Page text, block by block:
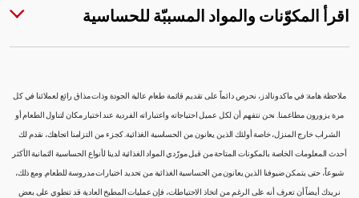
اقرأ المكوّنات والمواد المسببّة للحساسية
ملاحظة هامة: في ماكدونالدز، نحرص دائماً على تقديم قائمة طعام عالية الجودة وذات مذاق رائع لعملائنا في كل
مرة يزورون مطاعمنا. نحن نتفهم أن لكل عميل احتياجاته واعتباراته الفردية عند اختيار مكان لتناول الطعام أو
الشراب خارج المنزل، خاصة أولئك الذين يعانون من الحساسية الغذائية. كجزء من التزامنا اتجاهك، نقدم لك
أحدث المعلومات الخاصة بالمكونات المتاحة من قبل مورّدي المواد الغذائية لدينا لأنواع الحساسية الثمانية الأكثر
شيوعاً، حتى يتمكن ضيوفنا الذين يعانون من الحساسية الغذائية من تحديد اختيارات مدروسة للطعام. ومع ذلك،
نريدك أيضاً أن تعرف أنه على الرغم من اتخاذ الاحتياطات، فإن عمليات المطبخ العادية قد تنطوي على بعض